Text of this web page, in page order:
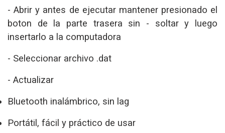
- Abrir y antes de ejecutar mantener presionado el
boton de la parte trasera sin - soltar y luego
insertarlo a la computadora
- Seleccionar archivo .dat
- Actualizar
Bluetooth inalámbrico, sin lag
Portátil, fácil y práctico de usar